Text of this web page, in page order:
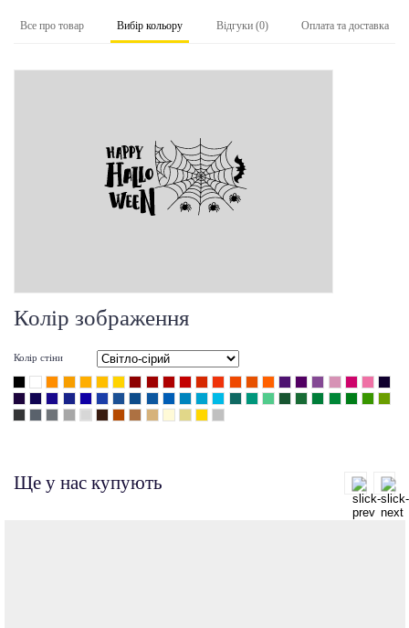
Все про товар Вибір кольору Відгуки (0) Оплата та доставка
Колір зображення
Колір стіни
Ще у нас купують